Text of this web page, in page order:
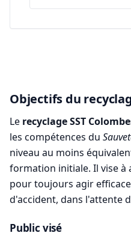
Objectifs du
Le recyclage SST
les compétences du
niveau au moins
formation initiale. Il vise à
pour toujours agir
d'accident, dans l'attente
Public visé